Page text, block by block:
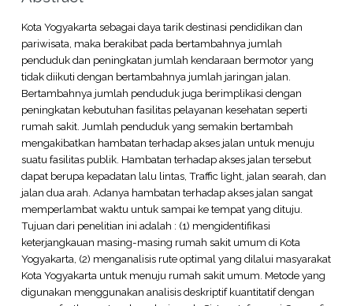
Kota Yogyakarta sebagai daya tarik destinasi pendidikan dan
pariwisata, maka berakibat pada bertambahnya jumlah
penduduk dan peningkatan jumlah kendaraan bermotor yang
tidak diikuti dengan bertambahnya jumlah jaringan jalan.
Bertambahnya jumlah penduduk juga berimplikasi dengan
peningkatan kebutuhan fasilitas pelayanan kesehatan seperti
rumah sakit. Jumlah penduduk yang semakin bertambah
mengakibatkan hambatan terhadap akses jalan untuk menuju
suatu fasilitas publik. Hambatan terhadap akses jalan tersebut
dapat berupa kepadatan lalu lintas, Traffic light, jalan searah, dan
jalan dua arah. Adanya hambatan terhadap akses jalan sangat
memperlambat waktu untuk sampai ke tempat yang dituju.
Tujuan dari penelitian ini adalah : (1) mengidentifikasi
keterjangkauan masing-masing rumah sakit umum di Kota
Yogyakarta, (2) menganalisis rute optimal yang dilalui masyarakat
Kota Yogyakarta untuk menuju rumah sakit umum. Metode yang
digunakan menggunakan analisis deskriptif kuantitatif dengan